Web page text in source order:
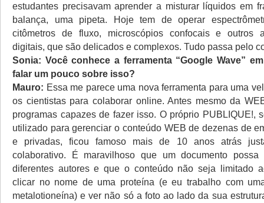
estudantes precisavam aprender a misturar líquidos em
balança, uma pipeta. Hoje tem de operar
citômetros de fluxo, microscópios confocais e outros
digitais, que são delicados e complexos. Tudo passa pelo
Sonia: Você conhece a ferramenta “Google Wave”
falar um pouco sobre isso?
Mauro: Essa me parece uma nova ferramenta para uma
os cientistas para colaborar online. Antes mesmo da
programas capazes de fazer isso. O próprio PUBLIQUE!,
utilizado para gerenciar o conteúdo WEB de dezenas de
e privadas, ficou famoso mais de 10 anos atrás
colaborativo. É maravilhoso que um documento
diferentes autores e que o conteúdo não seja limitado
clicar no nome de uma proteína (e eu trabalho com
metalotioneína) e ver não só a foto ao lado da sua